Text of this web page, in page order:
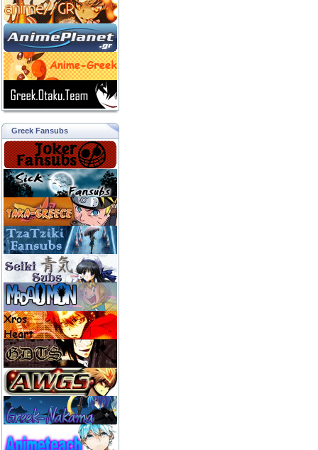
Greek Fansubs